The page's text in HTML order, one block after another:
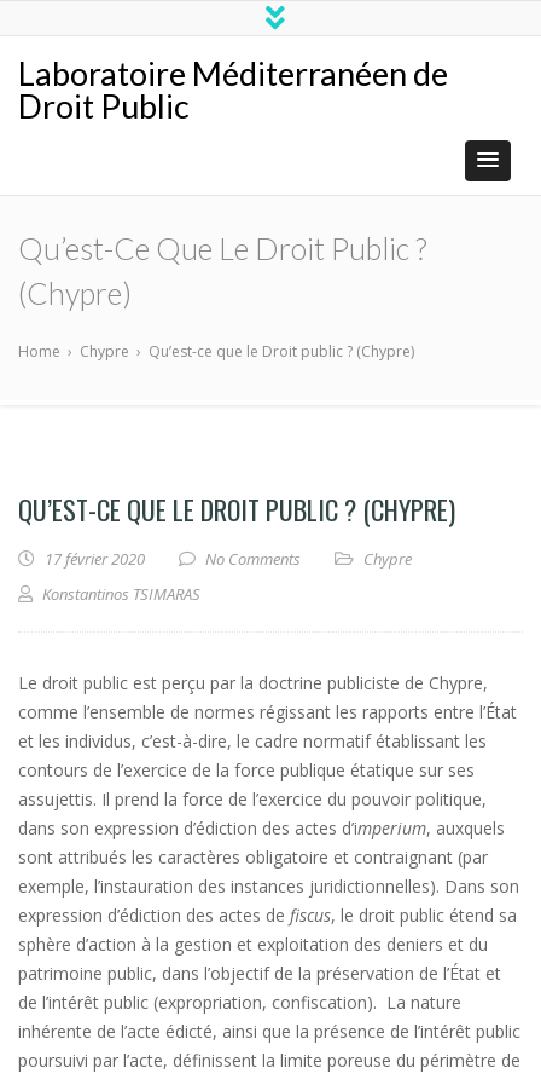
Laboratoire Méditerranéen de
Droit Public
Qu’est-Ce Que Le Droit Public ?
(Chypre)
Home › Chypre › Qu’est-ce que le Droit public ? (Chypre)
QU’EST-CE QUE LE DROIT PUBLIC ? (CHYPRE)
17 février 2020 No Comments
Chypre
Konstantinos TSIMARAS
Le droit public est perçu par la doctrine publiciste de Chypre,
comme l’ensemble de normes régissant les rapports entre l’État
et les individus, c’est-à-dire, le cadre normatif établissant les
contours de l’exercice de la force publique étatique sur ses
assujettis. Il prend la force de l’exercice du pouvoir politique,
dans son expression d’édiction des actes d’imperium, auxquels
sont attribués les caractères obligatoire et contraignant (par
exemple, l’instauration des instances juridictionnelles). Dans son
expression d’édiction des actes de fiscus, le droit public étend sa
sphère d’action à la gestion et exploitation des deniers et du
patrimoine public, dans l’objectif de la préservation de l’État et
de l’intérêt public (expropriation, confiscation). La nature
inhérente de l’acte édicté, ainsi que la présence de l’intérêt public
poursuivi par l’acte, définissent la limite poreuse du périmètre de